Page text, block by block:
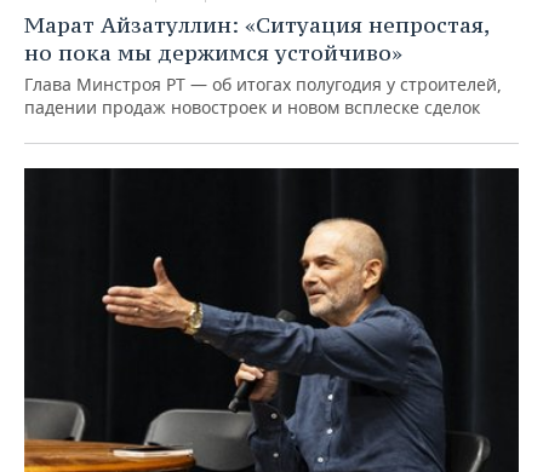
Марат Айзатуллин: «Ситуация непростая,
но пока мы держимся устойчиво»
Глава Минстроя РТ — об итогах полугодия у строителей,
падении продаж новостроек и новом всплеске сделок